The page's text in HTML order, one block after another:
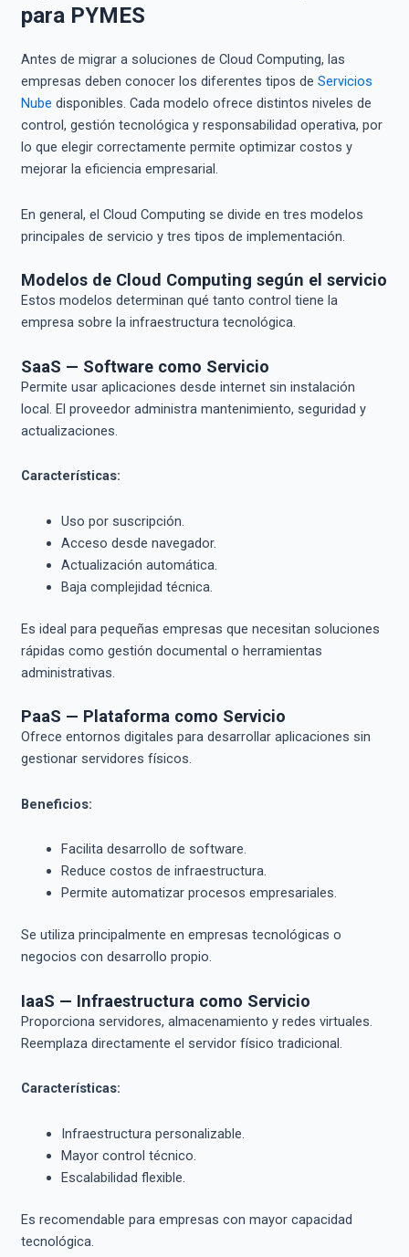
para PYMES
Antes de migrar a soluciones de Cloud Computing, las
empresas deben conocer los diferentes tipos de Servicios
Nube disponibles. Cada modelo ofrece distintos niveles de
control, gestión tecnológica y responsabilidad operativa, por
lo que elegir correctamente permite optimizar costos y
mejorar la eficiencia empresarial.
En general, el Cloud Computing se divide en tres modelos
principales de servicio y tres tipos de implementación.
Modelos de Cloud Computing según el servicio
Estos modelos determinan qué tanto control tiene la
empresa sobre la infraestructura tecnológica.
SaaS — Software como Servicio
Permite usar aplicaciones desde internet sin instalación
local. El proveedor administra mantenimiento, seguridad y
actualizaciones.
Características:
Uso por suscripción.
Acceso desde navegador.
Actualización automática.
Baja complejidad técnica.
Es ideal para pequeñas empresas que necesitan soluciones
rápidas como gestión documental o herramientas
administrativas.
PaaS — Plataforma como Servicio
Ofrece entornos digitales para desarrollar aplicaciones sin
gestionar servidores físicos.
Beneficios:
Facilita desarrollo de software.
Reduce costos de infraestructura.
Permite automatizar procesos empresariales.
Se utiliza principalmente en empresas tecnológicas o
negocios con desarrollo propio.
IaaS — Infraestructura como Servicio
Proporciona servidores, almacenamiento y redes virtuales.
Reemplaza directamente el servidor físico tradicional.
Características:
Infraestructura personalizable.
Mayor control técnico.
Escalabilidad flexible.
Es recomendable para empresas con mayor capacidad
tecnológica.